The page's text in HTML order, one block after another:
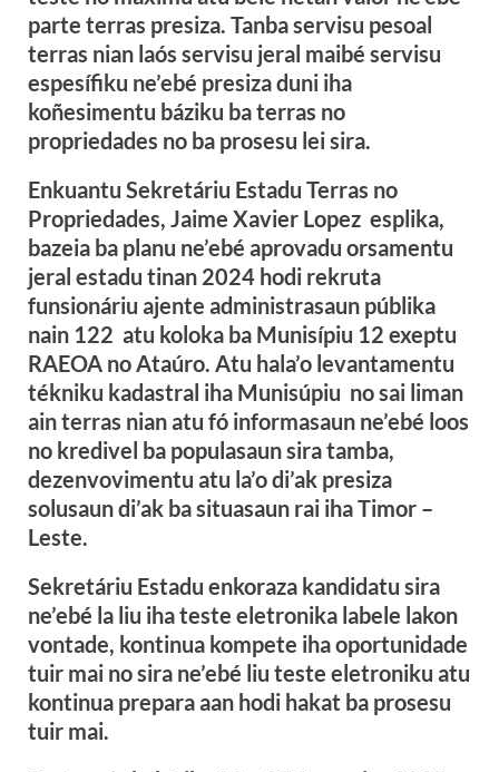
parte terras presiza. Tanba servisu pesoal
terras nian laós servisu jeral maibé servisu
espesífiku ne’ebé presiza duni iha
koñesimentu báziku ba terras no
propriedades no ba prosesu lei sira.
Enkuantu Sekretáriu Estadu Terras no
Propriedades, Jaime Xavier Lopez esplika,
bazeia ba planu ne’ebé aprovadu orsamentu
jeral estadu tinan 2024 hodi rekruta
funsionáriu ajente administrasaun públika
nain 122 atu koloka ba Munisípiu 12 exeptu
RAEOA no Ataúro. Atu hala’o levantamentu
tékniku kadastral iha Munisúpiu no sai liman
ain terras nian atu fó informasaun ne’ebé loos
no kredivel ba populasaun sira tamba,
dezenvovimentu atu la’o di’ak presiza
solusaun di’ak ba situasaun rai iha Timor –
Leste.
Sekretáriu Estadu enkoraza kandidatu sira
ne’ebé la liu iha teste eletronika labele lakon
vontade, kontinua kompete iha oportunidade
tuir mai no sira ne’ebé liu teste eletroniku atu
kontinua prepara aan hodi hakat ba prosesu
tuir mai.